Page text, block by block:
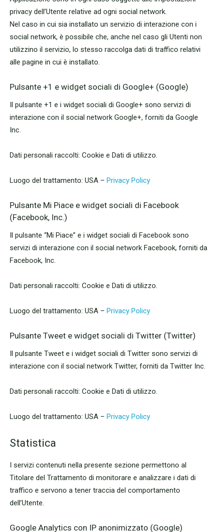
privacy dell’Utente relative ad ogni social network.
Nel caso in cui sia installato un servizio di interazione con i
social network, è possibile che, anche nel caso gli Utenti non
utilizzino il servizio, lo stesso raccolga dati di traffico relativi
alle pagine in cui è installato.
Pulsante +1 e widget sociali di Google+ (Google)
Il pulsante +1 e i widget sociali di Google+ sono servizi di
interazione con il social network Google+, forniti da Google
Inc.
Dati personali raccolti: Cookie e Dati di utilizzo.
Luogo del trattamento: USA – Privacy Policy
Pulsante Mi Piace e widget sociali di Facebook
(Facebook, Inc.)
Il pulsante “Mi Piace” e i widget sociali di Facebook sono
servizi di interazione con il social network Facebook, forniti da
Facebook, Inc.
Dati personali raccolti: Cookie e Dati di utilizzo.
Luogo del trattamento: USA – Privacy Policy
Pulsante Tweet e widget sociali di Twitter (Twitter)
Il pulsante Tweet e i widget sociali di Twitter sono servizi di
interazione con il social network Twitter, forniti da Twitter Inc.
Dati personali raccolti: Cookie e Dati di utilizzo.
Luogo del trattamento: USA – Privacy Policy
Statistica
I servizi contenuti nella presente sezione permettono al
Titolare del Trattamento di monitorare e analizzare i dati di
traffico e servono a tener traccia del comportamento
dell’Utente.
Google Analytics con IP anonimizzato (Google)